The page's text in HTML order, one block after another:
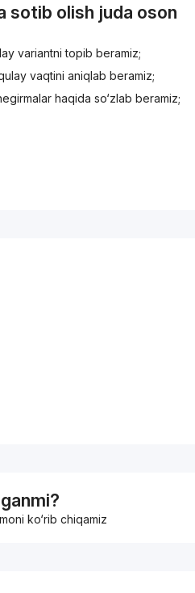
sotib olish juda oson
variantni topib beramiz;
vaqtini aniqlab beramiz;
haqida so‘zlab beramiz;
ko‘rib chiqamiz